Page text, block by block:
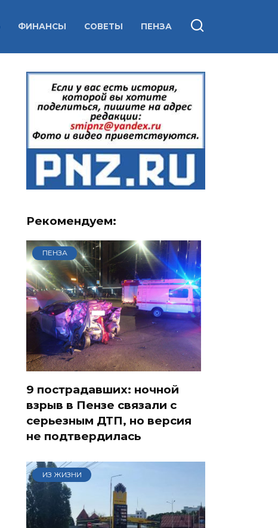
ФИНАНСЫ СОВЕТЫ ПЕНЗА
Рекомендуем:
ПЕНЗА
9 пострадавших: ночной
взрыв в Пензе связали с
серьезным ДТП, но версия
не подтвердилась
ИЗ ЖИЗНИ